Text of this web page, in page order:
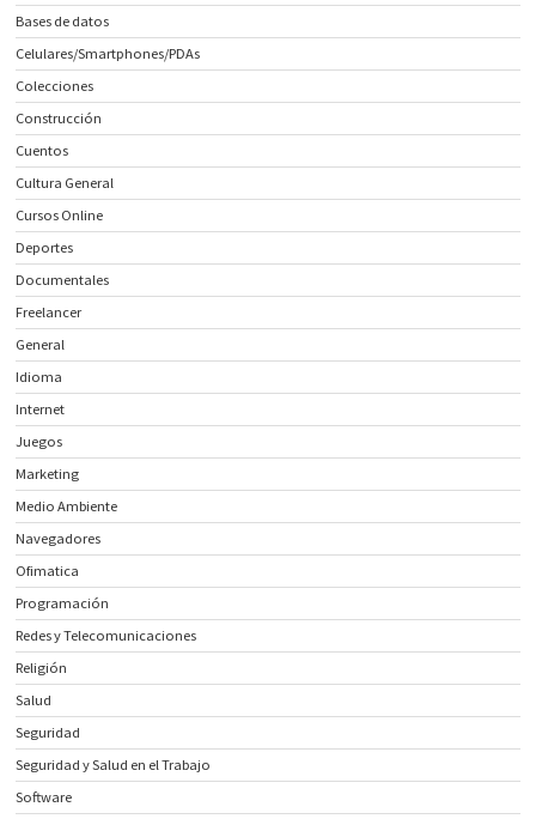
Bases de datos
Celulares/Smartphones/PDAs
Colecciones
Construcción
Cuentos
Cultura General
Cursos Online
Deportes
Documentales
Freelancer
General
Idioma
Internet
Juegos
Marketing
Medio Ambiente
Navegadores
Ofimatica
Programación
Redes y Telecomunicaciones
Religión
Salud
Seguridad
Seguridad y Salud en el Trabajo
Software